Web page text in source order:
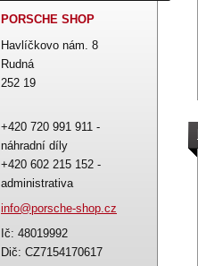
PORSCHE SHOP
Havlíčkovo nám. 8
Rudná
252 19
+420 720 991 911 -
náhradní díly
+420 602 215 152 -
administrativa
info@porsche-shop.cz
Ič: 48019992
Dič: CZ7154170617